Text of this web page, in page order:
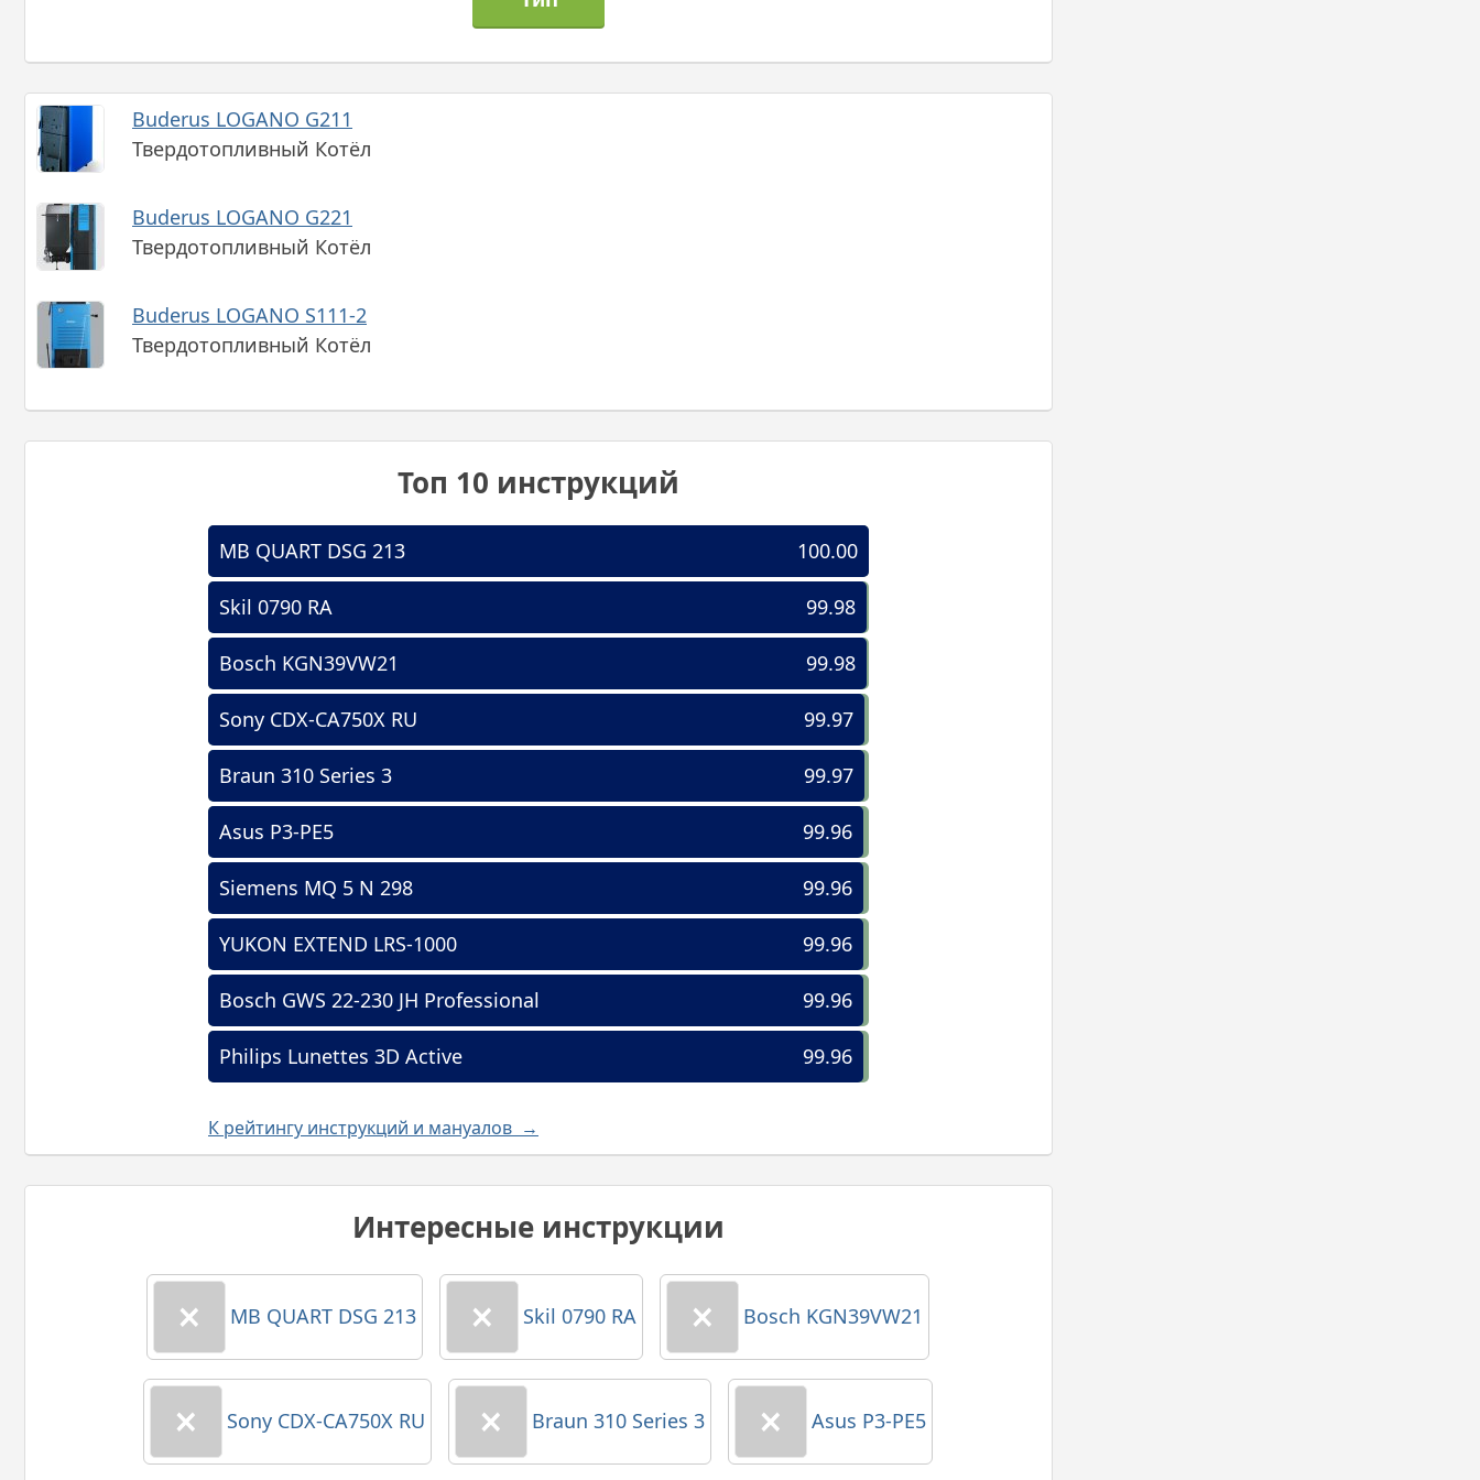
Buderus LOGANO G211
Твердотопливный Котёл
Buderus LOGANO G221
Твердотопливный Котёл
Buderus LOGANO S111-2
Твердотопливный Котёл
Топ 10 инструкций
100.00
MB QUART DSG 213
99.98
Skil 0790 RA
99.98
Bosch KGN39VW21
99.97
Sony CDX-CA750X RU
99.97
Braun 310 Series 3
99.96
Asus P3-PE5
99.96
Siemens MQ 5 N 298
99.96
YUKON EXTEND LRS-1000
99.96
Bosch GWS 22-230 JH Professional
99.96
Philips Lunettes 3D Active
К рейтингу инструкций и мануалов →
Интересные инструкции
MB QUART DSG 213 Skil 0790 RA Bosch KGN39VW21
Sony CDX-CA750X RU Braun 310 Series 3 Asus P3-PE5